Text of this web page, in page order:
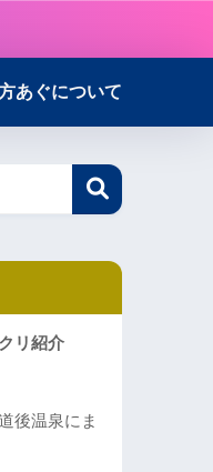
あぐについて
リ紹介
後温泉にま